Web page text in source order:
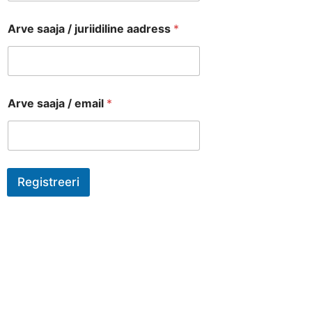
Arve saaja / juriidiline aadress *
Arve saaja / email *
Registreeri